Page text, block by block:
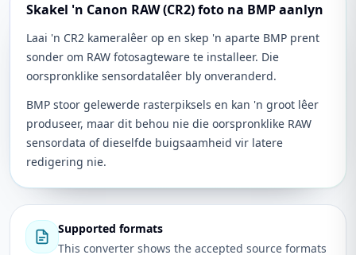
Skakel 'n Canon RAW (CR2) foto na BMP aanlyn
Laai 'n CR2 kameralêer op en skep 'n aparte BMP prent
sonder om RAW fotosagteware te installeer. Die
oorspronklike sensordatalêer bly onveranderd.
BMP stoor gelewerde rasterpiksels en kan 'n groot lêer
produseer, maar dit behou nie die oorspronklike RAW
sensordata of dieselfde buigsaamheid vir latere
redigering nie.
Supported formats
This converter shows the accepted source formats